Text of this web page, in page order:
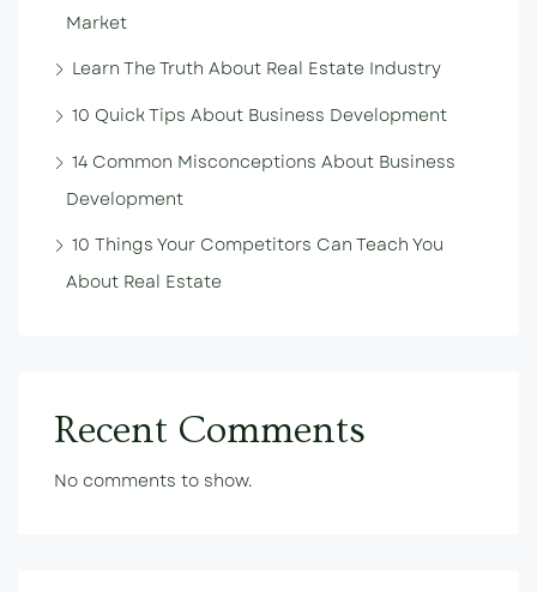
Market
Learn The Truth About Real Estate Industry
10 Quick Tips About Business Development
14 Common Misconceptions About Business
Development
10 Things Your Competitors Can Teach You
About Real Estate
Recent Comments
No comments to show.